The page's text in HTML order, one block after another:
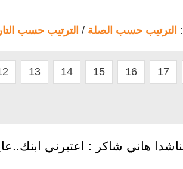
الترتيب حسب الصلة / الترتيب حسب
13 14 15 16 17
هاني شاكر : اعتبرني